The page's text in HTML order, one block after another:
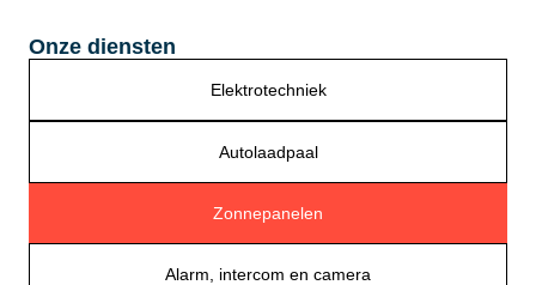
Onze diensten
Elektrotechniek
Autolaadpaal
Zonnepanelen
Alarm, intercom en camera